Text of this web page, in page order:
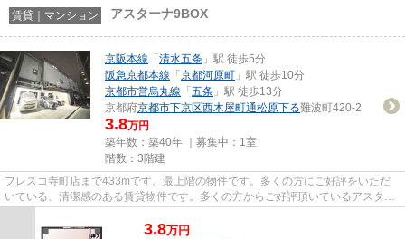
賃貸｜マンション アスターナ9BOX
京阪本線 「 清水五条 」駅 徒歩5分
阪急京都本線 「 京都河原町 」駅 徒歩10分
京都市営烏丸線 「 五条 」駅 徒歩13分
京都府京都市下京区西木屋町通松原下る難波町420-2
3.8万円
築年数：築40年 ｜募集中： 1室
階数：3階建
フレスコ寺町店まで433mです。最上階の物件です。多くの方にご好評をいただ
いている、清潔感のある賃貸物件です。多くの方からご好評頂いているアスター
3.8万円